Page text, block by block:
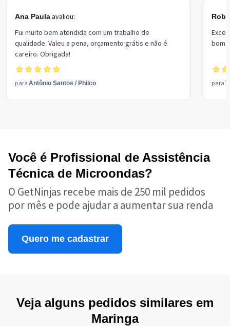
Ana Paulaavaliou:
Fui muito bem atendida com um trabalho de
qualidade. Valeu a pena, orçamento grátis e não é
careiro. Obrigada!
para Antônio Santos / Philco
bom
para
Você é Profissional de Assistência
Técnica de Microondas?
O GetNinjas recebe mais de 250 mil pedidos
por mês e pode ajudar a aumentar sua renda
Quero me cadastrar
Veja alguns pedidos similares em
Maringa